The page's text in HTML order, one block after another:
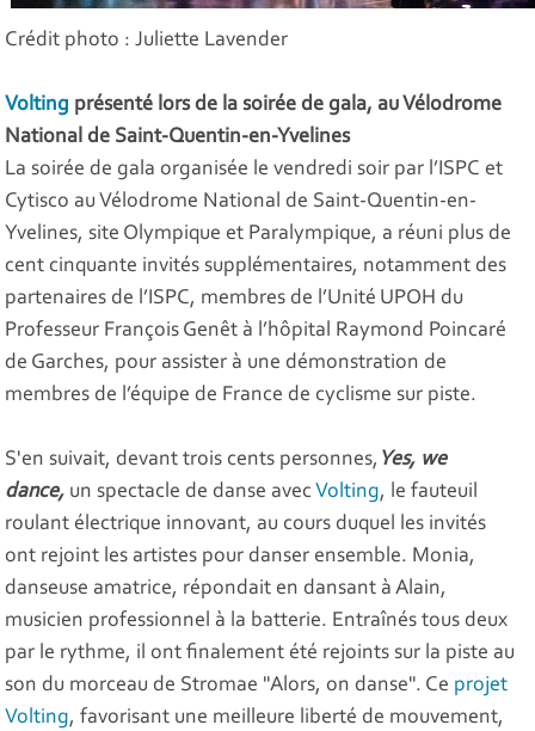
Crédit photo : Juliette Lavender
Volting présenté lors de la soirée de gala, au Vélodrome
National de Saint-Quentin-en-Yvelines
La soirée de gala organisée le vendredi soir par l’ISPC et
Cytisco au Vélodrome National de Saint-Quentin-en-
Yvelines, site Olympique et Paralympique, a réuni plus de
cent cinquante invités supplémentaires, notamment des
partenaires de l’ISPC, membres de l’Unité UPOH du
Professeur François Genêt à l’hôpital Raymond Poincaré
de Garches, pour assister à une démonstration de
membres de l’équipe de France de cyclisme sur piste.
S'en suivait, devant trois cents personnes, Yes, we
dance, un spectacle de danse avec Volting, le fauteuil
roulant électrique innovant, au cours duquel les invités
ont rejoint les artistes pour danser ensemble. Monia,
danseuse amatrice, répondait en dansant à Alain,
musicien professionnel à la batterie. Entraînés tous deux
par le rythme, il ont finalement été rejoints sur la piste au
son du morceau de Stromae "Alors, on danse". Ce projet
Volting, favorisant une meilleure liberté de mouvement,